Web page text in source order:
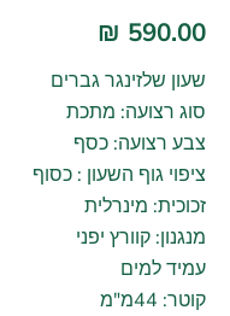
590.00 ₪
שעון שלזינגר גברים
סוג רצועה: מתכת
צבע רצועה: כסף
ציפוי גוף השעון : כסוף
זכוכית: מינרלית
מנגנון: קוורץ יפני
עמיד למים
קוטר: 44מ"מ